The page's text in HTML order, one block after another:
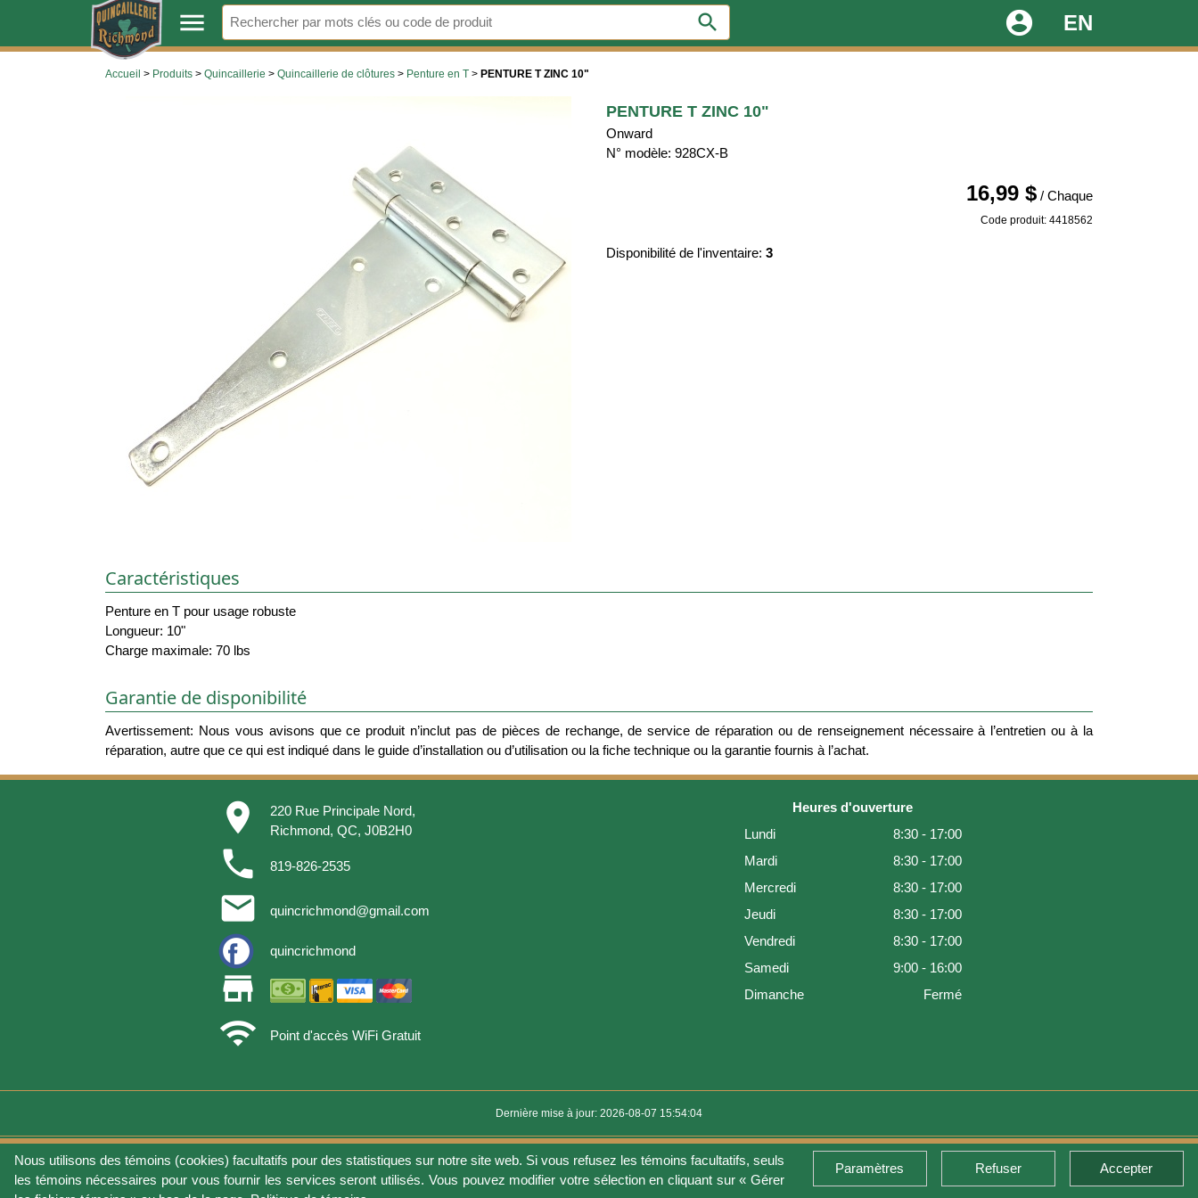
. menu search EN
account_circle
Nous utilisons des témoins (cookies) facultatifs pour des statistiques sur notre site web. Si vous refusez les témoins facultatifs, seuls
les témoins nécessaires pour vous fournir les services seront utilisés. Vous pouvez modifier votre sélection en cliquant sur « Gérer
Paramètres Refuser Accepter
Accueil > Produits > Quincaillerie > Quincaillerie de clôtures > Penture en T > PENTURE T ZINC 10"
PENTURE T ZINC 10"
Onward
N° modèle: 928CX-B
16,99 $/ Chaque
Code produit: 4418562
Disponibilité de l'inventaire: 3
Caractéristiques
Penture en T pour usage robuste
Longueur: 10"
Charge maximale: 70 lbs
Garantie de disponibilité
Avertissement: Nous vous avisons que ce produit n’inclut pas de pièces de rechange, de service de réparation ou de renseignement nécessaire à l’entretien ou à la
réparation, autre que ce qui est indiqué dans le guide d’installation ou d’utilisation ou la fiche technique ou la garantie fournis à l’achat.
place
220 Rue Principale Nord,
Richmond, QC, J0B2H0
phone 819-826-2535
email quincrichmond@gmail.com
quincrichmond
store
wifi
Point d'accès WiFi Gratuit
Heures d'ouverture
Lundi
8:30 - 17:00
Mardi
8:30 - 17:00
Mercredi
8:30 - 17:00
Jeudi
8:30 - 17:00
Vendredi
8:30 - 17:00
Samedi
9:00 - 16:00
Dimanche
Fermé
Dernière mise à jour: 2026-08-07 15:54:04
Conditions d'utilisation Vie privée Gérer les fichiers témoins Politique de témoins Politique de retour et garantie